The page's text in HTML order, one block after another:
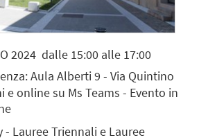
2024dalle 15:00 alle 17:00
Aula Alberti 9 - Via Quintino
e online su Ms Teams - Evento in
- Lauree Triennali e Lauree